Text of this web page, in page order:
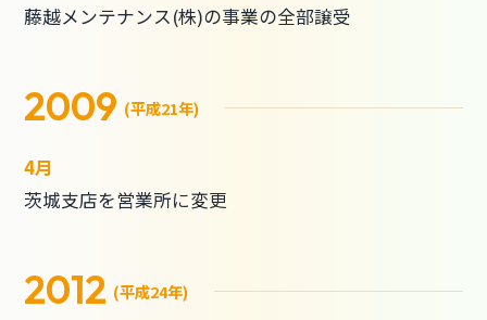
藤越メンテナンス(株)の事業の全部譲受
2009 (平成21年)
4月
茨城支店を営業所に変更
2012 (平成24年)